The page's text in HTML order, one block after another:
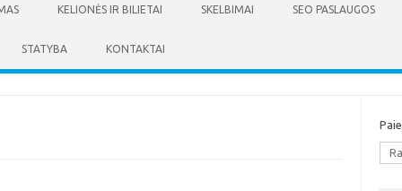
KELIONĖS IR BILIETAI SKELBIMAI SEO PASLAUGOS
STATYBA KONTAKTAI